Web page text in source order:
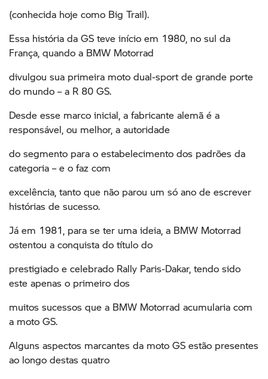
(conhecida hoje como Big Trail).
Essa história da GS teve início em 1980, no sul da
França, quando a BMW Motorrad
divulgou sua primeira moto dual-sport de grande porte
do mundo – a R 80 GS.
Desde esse marco inicial, a fabricante alemã é a
responsável, ou melhor, a autoridade
do segmento para o estabelecimento dos padrões da
categoria – e o faz com
excelência, tanto que não parou um só ano de escrever
histórias de sucesso.
Já em 1981, para se ter uma ideia, a BMW Motorrad
ostentou a conquista do título do
prestigiado e celebrado Rally Paris-Dakar, tendo sido
este apenas o primeiro dos
muitos sucessos que a BMW Motorrad acumularia com
a moto GS.
Alguns aspectos marcantes da moto GS estão presentes
ao longo destas quatro